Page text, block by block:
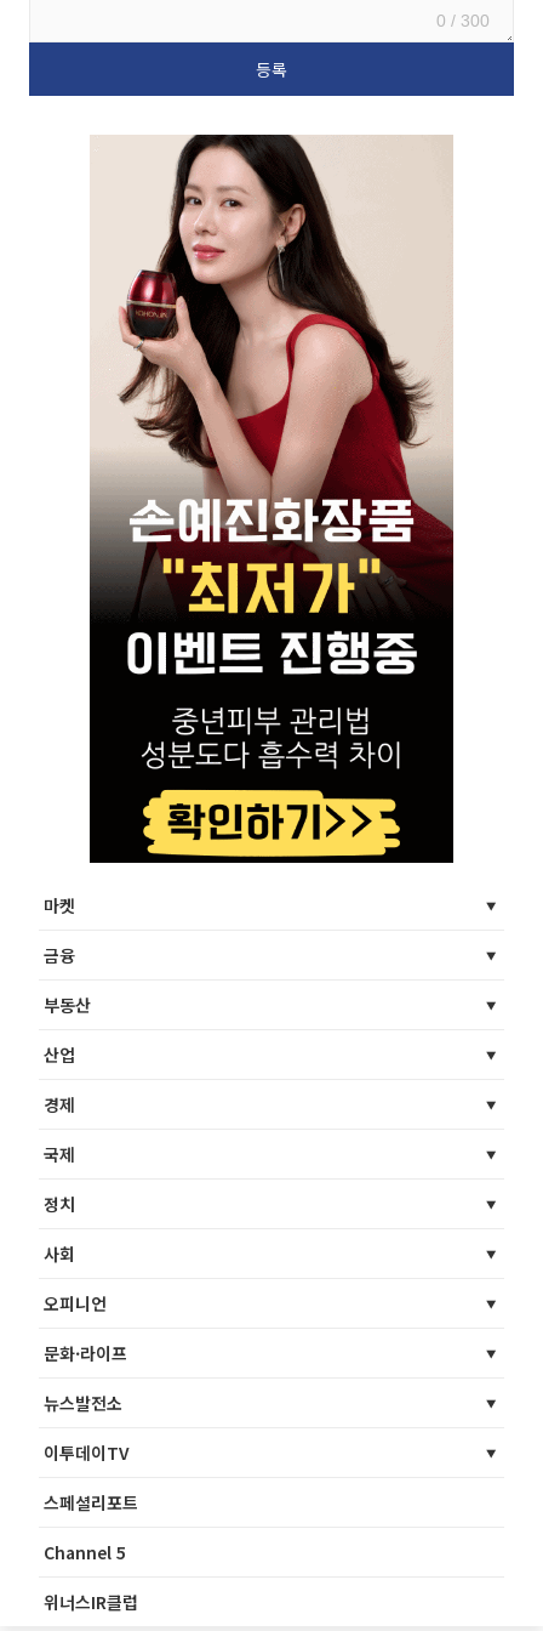
0 / 300
마켓
금융
부동산
산업
경제
국제
정치
사회
오피니언
문화·라이프
뉴스발전소
이투데이TV
스페셜리포트
Channel 5
위너스IR클럽